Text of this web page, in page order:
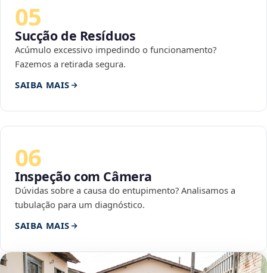
05
Sucção de Resíduos
Acúmulo excessivo impedindo o funcionamento?
Fazemos a retirada segura.
SAIBA MAIS
06
Inspeção com Câmera
Dúvidas sobre a causa do entupimento? Analisamos a
tubulação para um diagnóstico.
SAIBA MAIS